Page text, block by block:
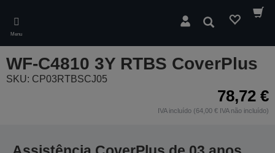
main
content
Menu
Pesquisar
WF-C4810 3Y RTBS CoverPlus
SKU: CP03RTBSCJ05
78,72 €
IVA incluído (64,00 € IVA não incluído)